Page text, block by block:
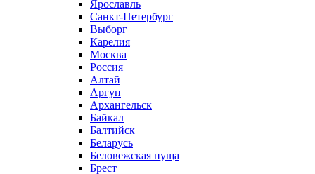
Ярославль
Санкт-Петербург
Выборг
Карелия
Москва
Россия
Алтай
Аргун
Архангельск
Байкал
Балтийск
Беларусь
Беловежская пуща
Брест